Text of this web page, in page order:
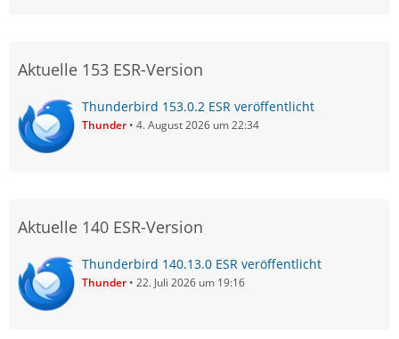
Aktuelle 153 ESR-Version
Thunderbird 153.0.2 ESR veröffentlicht
Thunder 4. August 2026 um 22:34
Aktuelle 140 ESR-Version
Thunderbird 140.13.0 ESR veröffentlicht
Thunder 22. Juli 2026 um 19:16